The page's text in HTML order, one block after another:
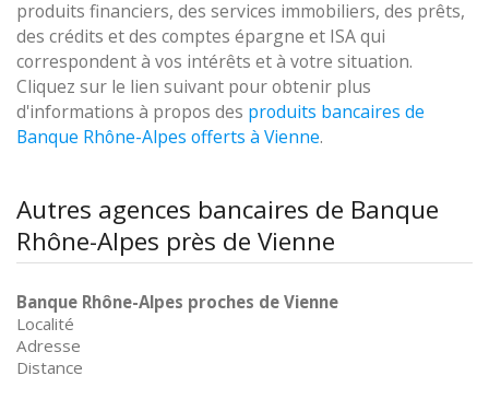
produits financiers, des services immobiliers, des prêts,
des crédits et des comptes épargne et ISA qui
correspondent à vos intérêts et à votre situation.
Cliquez sur le lien suivant pour obtenir plus
d'informations à propos des produits bancaires de
Banque Rhône-Alpes offerts à Vienne.
Autres agences bancaires de Banque
Rhône-Alpes près de Vienne
Banque Rhône-Alpes proches de Vienne
Localité
Adresse
Distance